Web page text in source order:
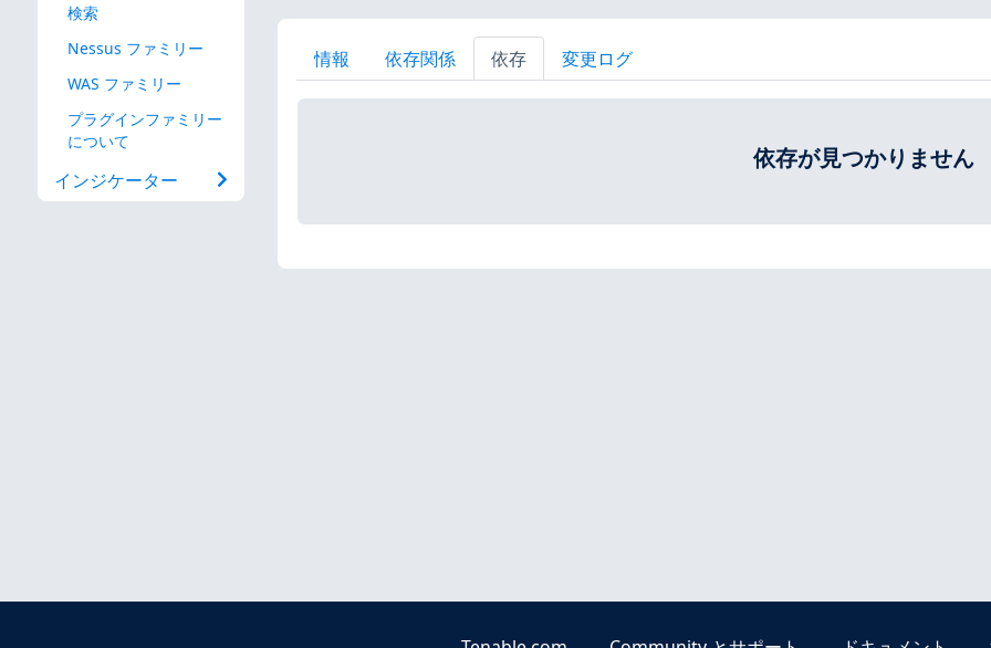
検索
Nessus ファミリー
WAS ファミリー
プラグインファミリー
について
インジケーター
情報 依存関係 依存 変更ログ
依存が見つかりません